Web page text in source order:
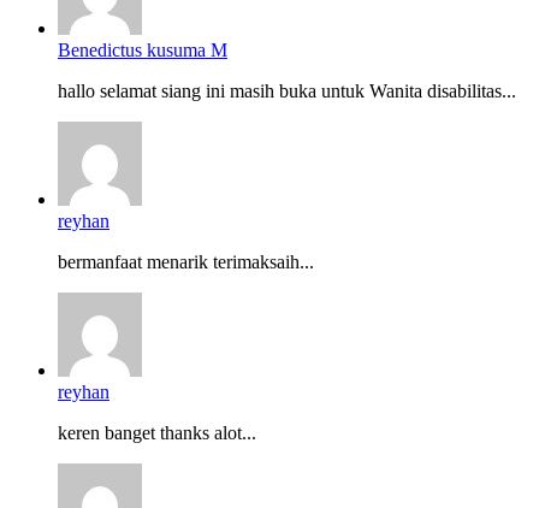
Benedictus kusuma M
hallo selamat siang ini masih buka untuk Wanita disabilitas...
reyhan
bermanfaat menarik terimaksaih...
reyhan
keren banget thanks alot...